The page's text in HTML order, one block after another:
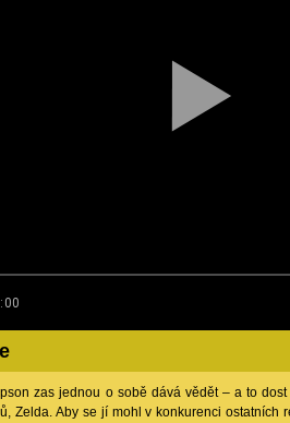
zas jednou o sobě dává vědět – a to
Zelda. Aby se jí mohl v konkurenci ostatních